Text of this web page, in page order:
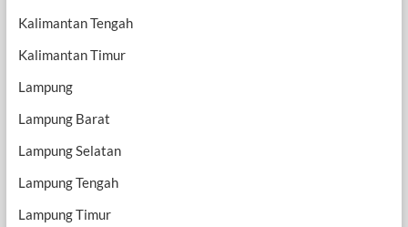
Kalimantan Tengah
Kalimantan Timur
Lampung
Lampung Barat
Lampung Selatan
Lampung Tengah
Lampung Timur